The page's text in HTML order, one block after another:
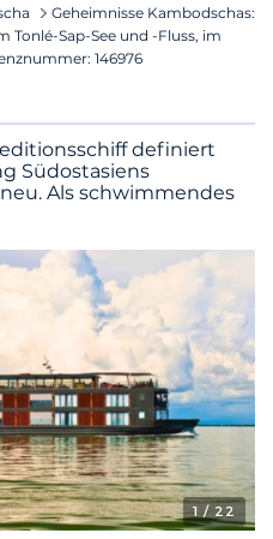
Geheimnisse Kambodschas:
Sap-See und -Fluss, im
146976
definiert
Südostasiens
Als schwimmendes
1 / 22